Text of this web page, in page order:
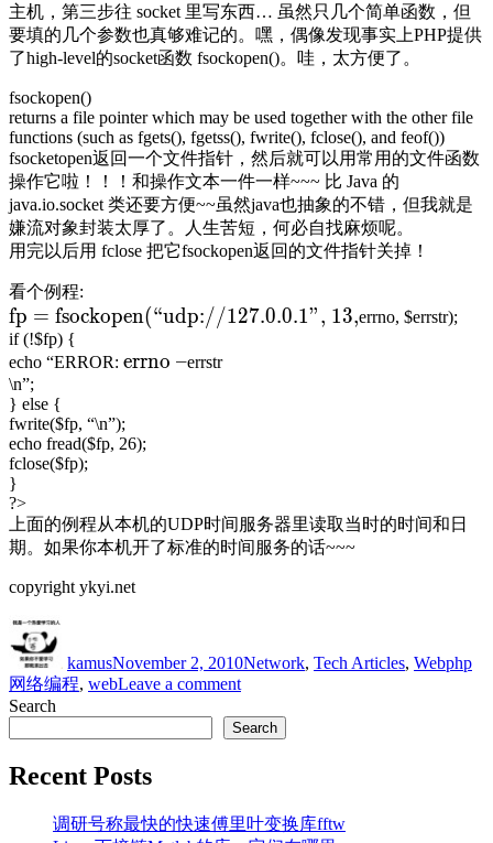
主机，第三步往 socket 里写东西… 虽然只几个简单函数，但
要填的几个参数也真够难记的。嘿，偶像发现事实上PHP提供
了high-level的socket函数 fsockopen()。哇，太方便了。
fsockopen()
returns a file pointer which may be used together with the other file
functions (such as fgets(), fgetss(), fwrite(), fclose(), and feof())
fsocketopen返回一个文件指针，然后就可以用常用的文件函数
操作它啦！！！和操作文本一件一样~~~ 比 Java 的
java.io.socket 类还要方便~~虽然java也抽象的不错，但我就是
嫌流对象封装太厚了。人生苦短，何必自找麻烦呢。
用完以后用 fclose 把它fsockopen返回的文件指针关掉！
看个例程:
fp = fsockopen(“udp://127.0.0.1”, 13,errno, $errstr);
if (!$fp) {
echo “ERROR: errno –errstr
\n”;
} else {
fwrite($fp, “\n”);
echo fread($fp, 26);
fclose($fp);
}
?>
上面的例程从本机的UDP时间服务器里读取当时的时间和日
期。如果你本机开了标准的时间服务的话~~~
copyright ykyi.net
kamusNovember 2, 2010Network, Tech Articles, Webphp
网络编程, webLeave a commenton
真
好
高
级
Search
Search
Recent Posts
调研号称最快的快速傅里叶变换库fftw